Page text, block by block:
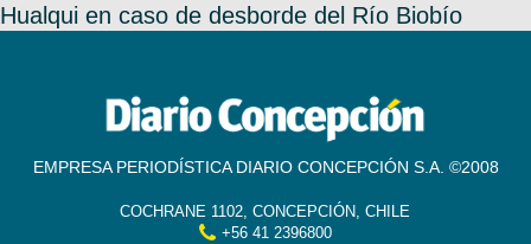
Hualqui en caso de desborde del Río Biobío
EMPRESA PERIODÍSTICA DIARIO CONCEPCIÓN S.A. ©2008
COCHRANE 1102, CONCEPCIÓN, CHILE
+56 41 2396800